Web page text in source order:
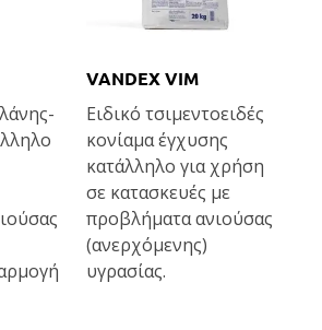
VANDEX VIM
Ειδικό τσιμεντοειδές
κονίαμα έγχυσης
κατάλληλο για χρήση
σε κατασκευές με
προβλήματα ανιούσας
(ανερχόμενης)
υγρασίας.